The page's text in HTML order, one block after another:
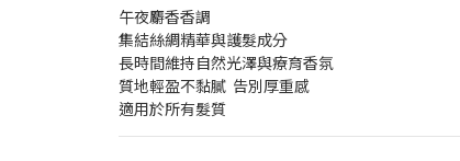
午夜麝香香調
集結絲綢精華與護髮成分
長時間維持自然光澤與療育香氛
質地輕盈不黏膩  告別厚重感
適用於所有髮質